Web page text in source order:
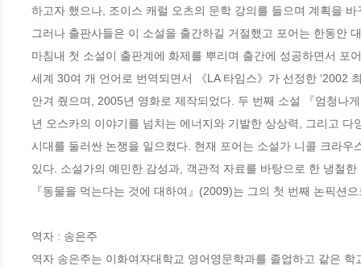
하고자 했으나, 조이스 캐럴 오츠의 문학 강의를 들으며 계획을
그러나 출판사들은 이 소설을 출간하길 거절했고 포어는 한동안
마침내 첫 소설이 출판계에 화제를 뿌리며 출간에 성공하면서 포
세계 30여 개 언어로 번역되면서 《LA 타임스》가 선정한 ‘2002
안겨 줬으며, 2005년 영화로 제작되었다. 두 번째 소설 『엄청나
년 오스카의 이야기를 넘치는 에너지와 기발한 상상력, 그리고
시대를 둘러싼 논쟁을 일으켰다. 현재 포어는 소설가 니콜 크라
있다. 소설가의 예민한 감성과, 객관적 자료를 바탕으로 한 냉철
『동물을 먹는다는 것에 대하여』(2009)는 그의 첫 번째 논픽션
역자 : 송은주
역자 송은주는 이화여자대학교 영어영문학과를 졸업하고 같은